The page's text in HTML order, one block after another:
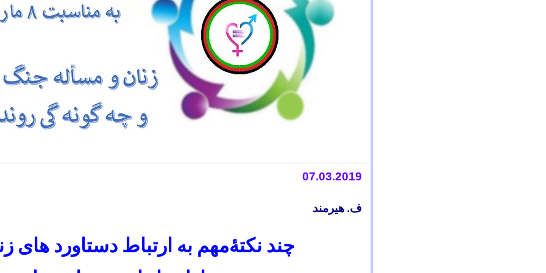
07.03.2019
ف. هیرمند
چند نکتهٔ‌مهم به ارتباط دستاورد های